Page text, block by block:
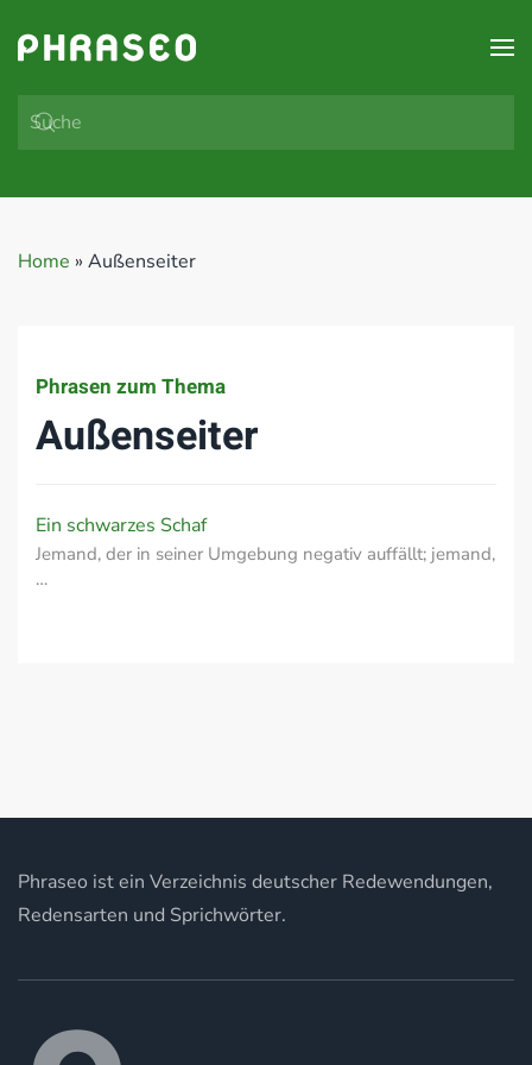
Zum Hauptinhalt springen
Home » Außenseiter
Phrasen zum Thema
Außenseiter
Ein schwarzes Schaf
Jemand, der in seiner Umgebung negativ auffällt; jemand,
…
Phraseo ist ein Verzeichnis deutscher Redewendungen,
Redensarten und Sprichwörter.